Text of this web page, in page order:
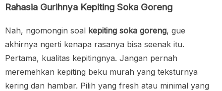
Rahasia Gurihnya Kepiting Soka Goreng
Nah, ngomongin soal kepiting soka goreng, gue
akhirnya ngerti kenapa rasanya bisa seenak itu.
Pertama, kualitas kepitingnya. Jangan pernah
meremehkan kepiting beku murah yang teksturnya
kering dan hambar. Pilih yang fresh atau minimal yang